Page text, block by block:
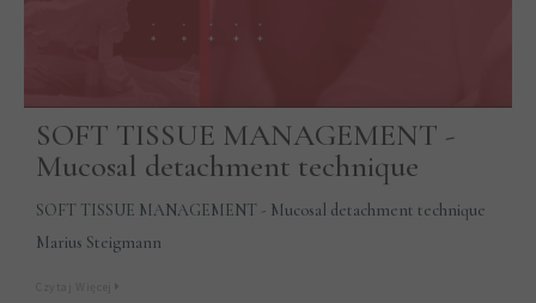
SOFT TISSUE MANAGEMENT -
Mucosal detachment technique
SOFT TISSUE MANAGEMENT - Mucosal detachment technique
Marius Steigmann